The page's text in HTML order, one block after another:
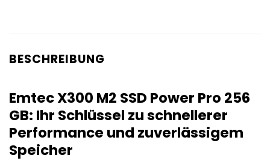
BESCHREIBUNG
Emtec X300 M2 SSD Power Pro 256
GB: Ihr Schlüssel zu schnellerer
Performance und zuverlässigem
Speicher